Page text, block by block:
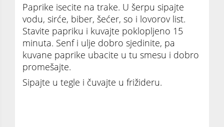
Paprike isecite na trake. U šerpu sipajte
vodu, sirće, biber, šećer, so i lovorov list.
Stavite papriku i kuvajte poklopljeno 15
minuta. Senf i ulje dobro sjedinite, pa
kuvane paprike ubacite u tu smesu i dobro
promešajte.
Sipajte u tegle i čuvajte u frižideru.